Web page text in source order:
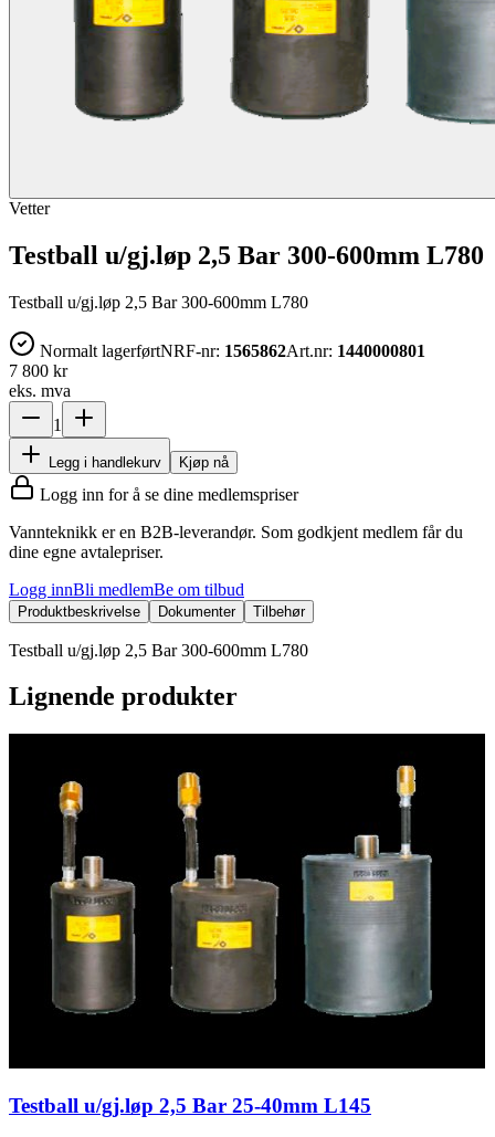
Vetter
Testball u/gj.løp 2,5 Bar 300-600mm L780
Testball u/gj.løp 2,5 Bar 300-600mm L780
Normalt lagerførtNRF-nr: 1565862Art.nr: 1440000801
7 800 kr
eks. mva
1
Legg i handlekurv Kjøp nå
Logg inn for å se dine medlemspriser
Vannteknikk er en B2B-leverandør. Som godkjent medlem får du
dine egne avtalepriser.
Logg innBli medlemBe om tilbud
Produktbeskrivelse Dokumenter Tilbehør
Testball u/gj.løp 2,5 Bar 300-600mm L780
Lignende produkter
Testball u/gj.løp 2,5 Bar 25-40mm L145